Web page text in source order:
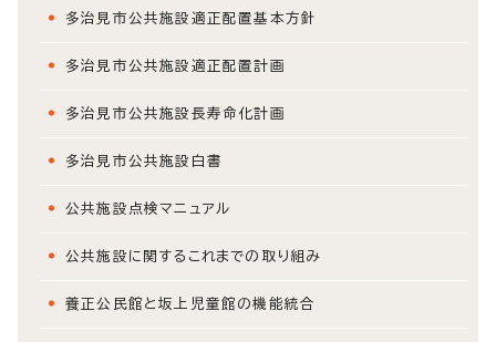
多治見市公共施設適正配置基本方針
多治見市公共施設適正配置計画
多治見市公共施設長寿命化計画
多治見市公共施設白書
公共施設点検マニュアル
公共施設に関するこれまでの取り組み
養正公民館と坂上児童館の機能統合